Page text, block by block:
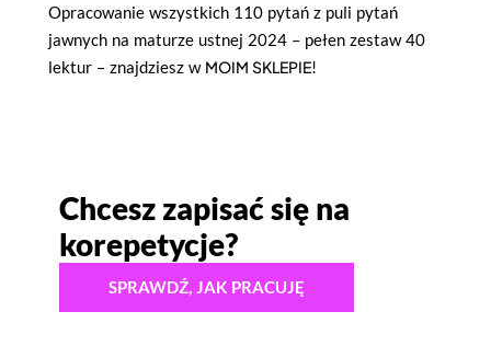
Opracowanie wszystkich 110 pytań z puli pytań
jawnych na maturze ustnej 2024 – pełen zestaw 40
lektur – znajdziesz w MOIM SKLEPIE!
Chcesz zapisać się na
korepetycje?
SPRAWDŹ, JAK PRACUJĘ